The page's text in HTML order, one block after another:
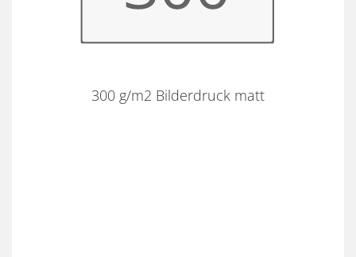
300 g/m2 Bilderdruck matt